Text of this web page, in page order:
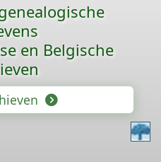
en Belgische